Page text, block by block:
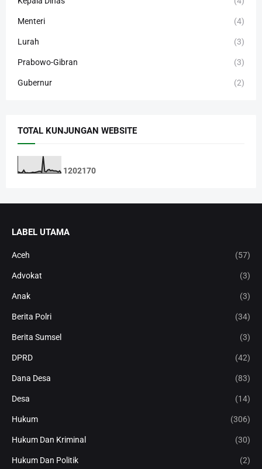
Menteri (4)
Lurah (3)
Prabowo-Gibran (3)
Gubernur (2)
TOTAL KUNJUNGAN WEBSITE
1202170
LABEL UTAMA
Aceh (57)
Advokat (3)
Anak (3)
Berita Polri (34)
Berita Sumsel (3)
DPRD (42)
Dana Desa (83)
Desa (14)
Hukum (306)
Hukum Dan Kriminal (30)
Hukum Dan Politik (2)